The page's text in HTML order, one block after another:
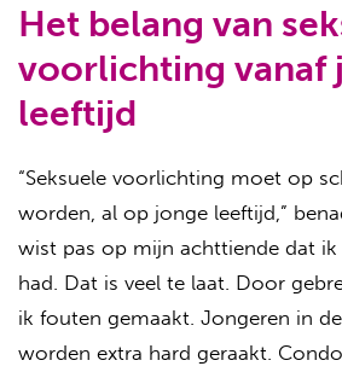
Het belang van
voorlichting vanaf
leeftijd
“Seksuele voorlichting moet op
worden, al op jonge leeftijd,”
wist pas op mijn achttiende dat ik
had. Dat is veel te laat. Door
ik fouten gemaakt. Jongeren in
worden extra hard geraakt.